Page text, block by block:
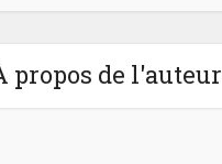
propos de l'auteur